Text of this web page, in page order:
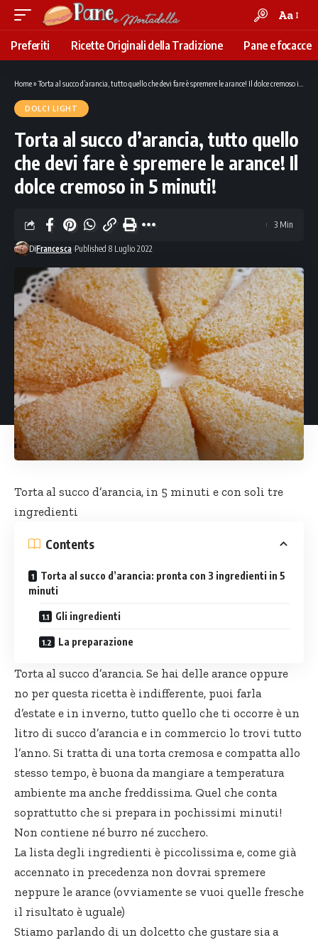
Font
Resizer
Aa
Preferiti Ricette Originali della Tradizione Pane e focacce
Home»Torta al succo d’arancia, tutto quello che devi fare è spremere le arance! Il dolce cremoso in 5 minuti!
DOLCI LIGHT
Torta al succo d’arancia, tutto quello
che devi fare è spremere le arance! Il
dolce cremoso in 5 minuti!
DiFrancesca Published 8 Luglio 2022
3 Min
Torta al succo d’arancia, in 5 minuti e con soli tre
ingredienti
Contents
Torta al succo d’arancia: pronta con 3 ingredienti in 5
minuti
Gli ingredienti
La preparazione
Torta al succo d’arancia. Se hai delle arance oppure
no per questa ricetta è indifferente, puoi farla
d’estate e in inverno, tutto quello che ti occorre è un
litro di succo d’arancia e in commercio lo trovi tutto
l’anno. Si tratta di unatorta cremosae compatta allo
stesso tempo, è buona da mangiare a temperatura
ambiente ma anche freddissima. Quel che conta
soprattutto che si prepara in pochissimi minuti!
Non contiene né burro né zucchero.
La lista degli ingredienti è piccolissima e, come già
accennato in precedenza non dovrai spremere
neppure le arance (ovviamente se vuoi quelle fresche
il risultato è uguale)
Stiamo parlando di un dolcetto che gustare sia a